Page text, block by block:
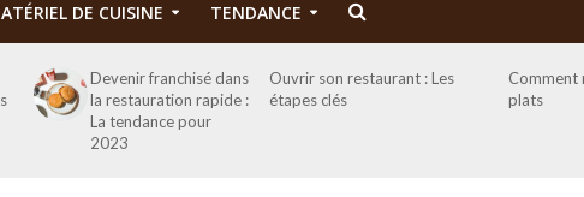
DE CUISINE TENDANCE
Devenir franchisé dans
la restauration rapide :
La tendance pour
2023
Ouvrir son restaurant : Les
étapes clés
Comment
plats